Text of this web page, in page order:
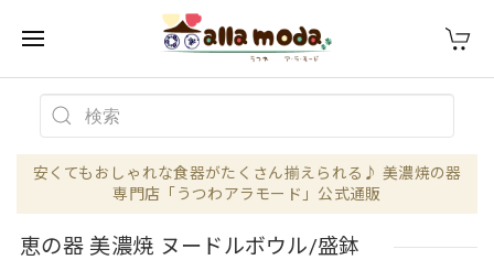
安くてもおしゃれな食器がたくさん揃えられる♪ 美濃焼の器
専門店「うつわアラモード」公式通販
恵の器 美濃焼 ヌードルボウル/盛鉢